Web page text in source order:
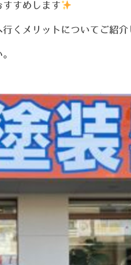
すめします
くメリットについてご紹介